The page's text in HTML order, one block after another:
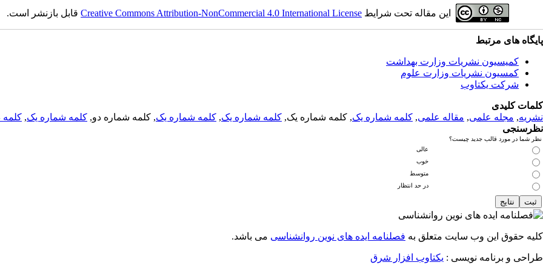
این مقاله تحت شرایط Creative Commons Attribution-NonCommercial 4.0 International Licenseقابل بازنشر است.
پایگاه های مرتبط
کمیسیون نشریات وزارت بهداشت
کمسیون نشریات وزارت علوم
شرکت یکتاوب
کلمات کلیدی
نشریه, مجله علمی, مقاله علمی, کلمه شماره یک, کلمه شماره یک, کلمه شماره یک, کلمه شماره یک, کلمه شماره دو, کلمه شماره یک, کلمه
نظرسنجی
نظر شما در مورد قالب جدید چیست؟
عالی
خوب
متوسط
در حد انتظار
کلیه حقوق این وب سایت متعلق به فصلنامه ایده های نوین روانشناسی می باشد.
طراحی و برنامه نویسی : یکتاوب افزار شرق